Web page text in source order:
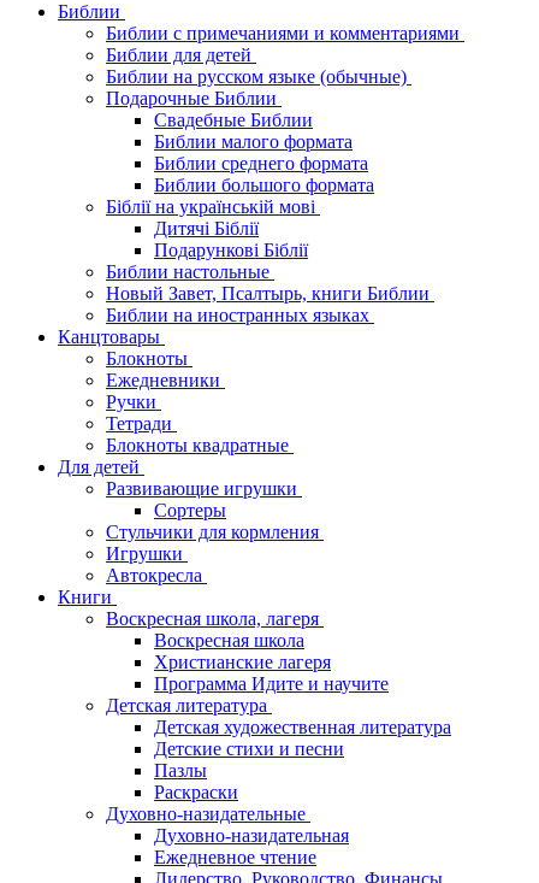
Библии
Библии с примечаниями и комментариями
Библии для детей
Библии на русском языке (обычные)
Подарочные Библии
Свадебные Библии
Библии малого формата
Библии среднего формата
Библии большого формата
Біблії на українській мові
Дитячі Біблії
Подарункові Біблії
Библии настольные
Новый Завет, Псалтырь, книги Библии
Библии на иностранных языках
Канцтовары
Блокноты
Ежедневники
Ручки
Тетради
Блокноты квадратные
Для детей
Развивающие игрушки
Сортеры
Стульчики для кормления
Игрушки
Автокресла
Книги
Воскресная школа, лагеря
Воскресная школа
Христианские лагеря
Программа Идите и научите
Детская литература
Детская художественная литература
Детские стихи и песни
Пазлы
Раскраски
Духовно-назидательные
Духовно-назидательная
Ежедневное чтение